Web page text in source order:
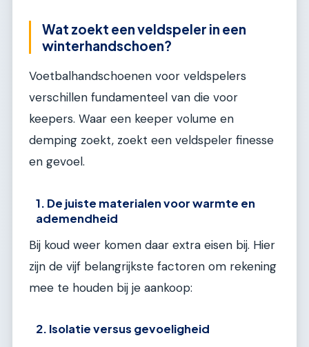
Wat zoekt een veldspeler in een
winterhandschoen?
Voetbalhandschoenen voor veldspelers
verschillen fundamenteel van die voor
keepers. Waar een keeper volume en
demping zoekt, zoekt een veldspeler finesse
en gevoel.
1. De juiste materialen voor warmte en
ademendheid
Bij koud weer komen daar extra eisen bij. Hier
zijn de vijf belangrijkste factoren om rekening
mee te houden bij je aankoop:
2. Isolatie versus gevoeligheid